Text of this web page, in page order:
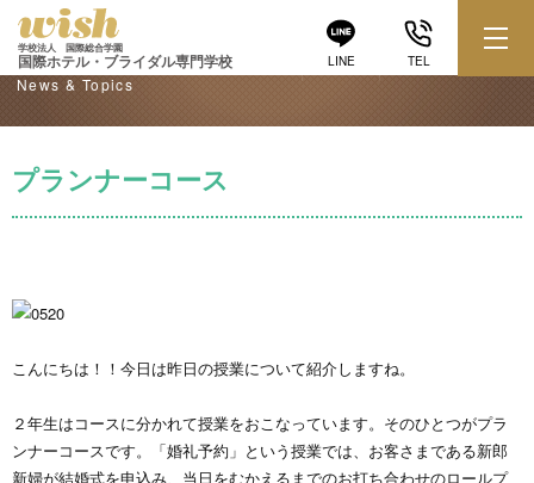
LINE TEL
学校法人 国際総合学園
国際ホテル・ブライダル専門学校
学校からのお知らせ
News & Topics
プランナーコース
こんにちは！！今日は昨日の授業について紹介しますね。
２年生はコースに分かれて授業をおこなっています。そのひとつがプラ
ンナーコースです。「婚礼予約」という授業では、お客さまである新郎
新婦が結婚式を申込み、当日をむかえるまでのお打ち合わせのロールプ